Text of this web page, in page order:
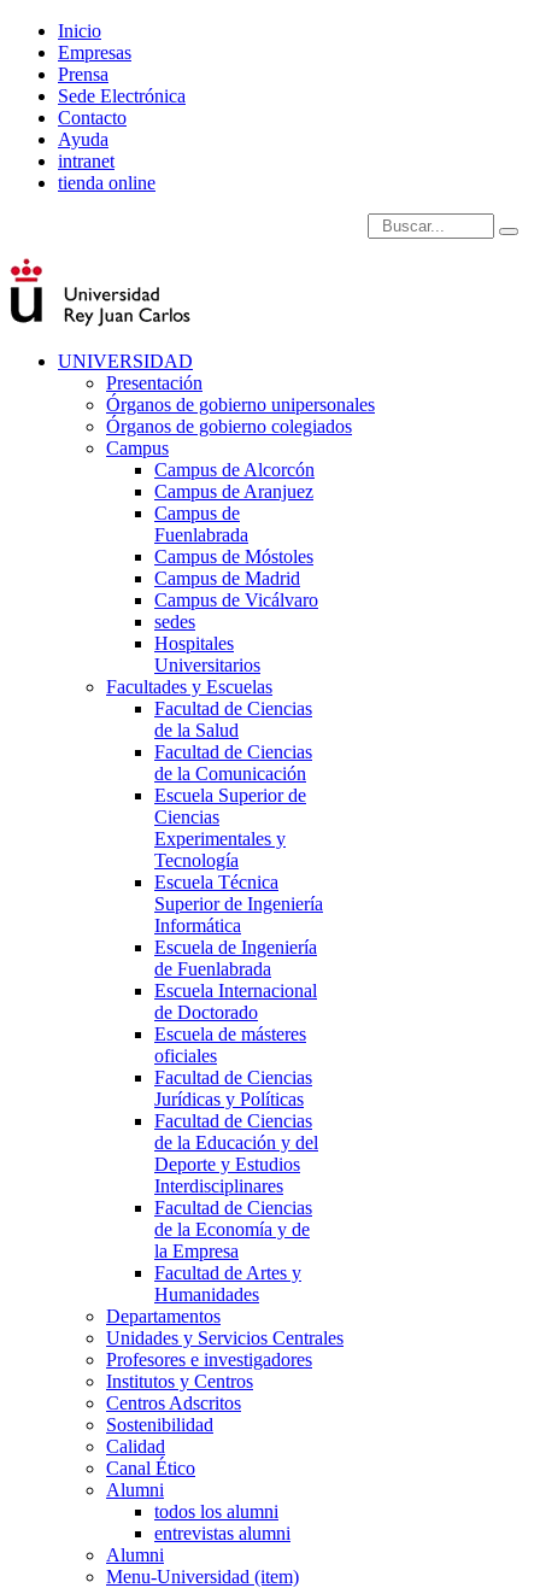
Inicio
Empresas
Prensa
Sede Electrónica
Contacto
Ayuda
intranet
tienda online
Introduce términos de
UNIVERSIDAD
Presentación
Órganos de gobierno unipersonales
Órganos de gobierno colegiados
Campus
Campus de Alcorcón
Campus de Aranjuez
Campus de
Fuenlabrada
Campus de Móstoles
Campus de Madrid
Campus de Vicálvaro
sedes
Hospitales
Universitarios
Facultades y Escuelas
Facultad de Ciencias
de la Salud
Facultad de Ciencias
de la Comunicación
Escuela Superior de
Ciencias
Experimentales y
Tecnología
Escuela Técnica
Superior de Ingeniería
Informática
Escuela de Ingeniería
de Fuenlabrada
Escuela Internacional
de Doctorado
Escuela de másteres
oficiales
Facultad de Ciencias
Jurídicas y Políticas
Facultad de Ciencias
de la Educación y del
Deporte y Estudios
Interdisciplinares
Facultad de Ciencias
de la Economía y de
la Empresa
Facultad de Artes y
Humanidades
Departamentos
Unidades y Servicios Centrales
Profesores e investigadores
Institutos y Centros
Centros Adscritos
Sostenibilidad
Calidad
Canal Ético
Alumni
todos los alumni
entrevistas alumni
Alumni
Menu-Universidad (item)